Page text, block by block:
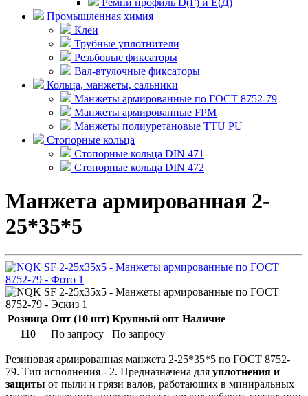
Ремни профиль D(Г) и E(Д)
Промышленная химия
Клеи
Трубные уплотнители
Резьбовые фиксаторы
Вал-втулочные фиксаторы
Кольца, манжеты, сальники
Манжеты армированные по ГОСТ 8752-79
Манжеты армированные FPM
Манжеты полиуретановые TTU PU
Стопорные кольца
Стопорные кольца DIN 471
Стопорные кольца DIN 472
Манжета армированная 2-
25*35*5
Розница Опт (10 шт) Крупный опт Наличие
110
По запросу По запросу
Резиновая армированная манжета 2-25*35*5 по ГОСТ 8752-
79. Тип исполнения - 2. Предназначена для уплотнения и
защиты от пыли и грязи валов, работающих в миниральных